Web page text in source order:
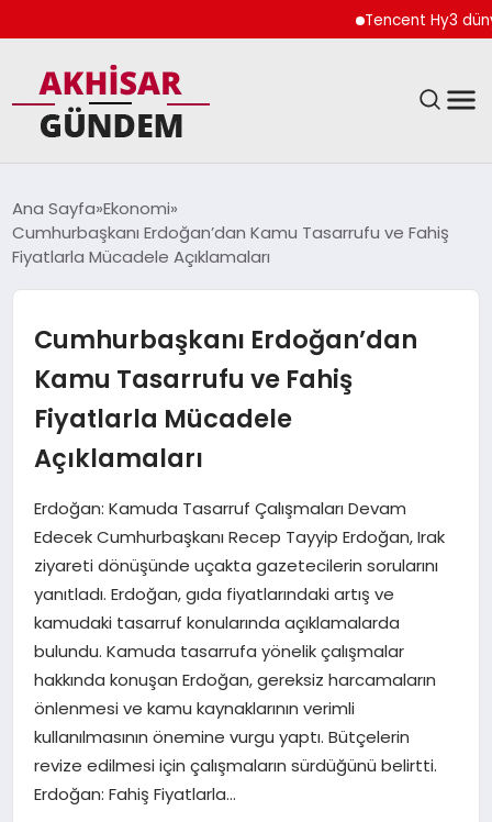
Tencent Hy3 dünya
DÜNYA
TEKNOLOJI
YAŞAM
Ana Sayfa Ekonomi
Cumhurbaşkanı Erdoğan’dan Kamu Tasarrufu ve Fahiş
Fiyatlarla Mücadele Açıklamaları
Cumhurbaşkanı Erdoğan’dan
Kamu Tasarrufu ve Fahiş
Fiyatlarla Mücadele
Açıklamaları
Erdoğan: Kamuda Tasarruf Çalışmaları Devam
Edecek Cumhurbaşkanı Recep Tayyip Erdoğan, Irak
ziyareti dönüşünde uçakta gazetecilerin sorularını
yanıtladı. Erdoğan, gıda fiyatlarındaki artış ve
kamudaki tasarruf konularında açıklamalarda
bulundu. Kamuda tasarrufa yönelik çalışmalar
hakkında konuşan Erdoğan, gereksiz harcamaların
önlenmesi ve kamu kaynaklarının verimli
kullanılmasının önemine vurgu yaptı. Bütçelerin
revize edilmesi için çalışmaların sürdüğünü belirtti.
Erdoğan: Fahiş Fiyatlarla…